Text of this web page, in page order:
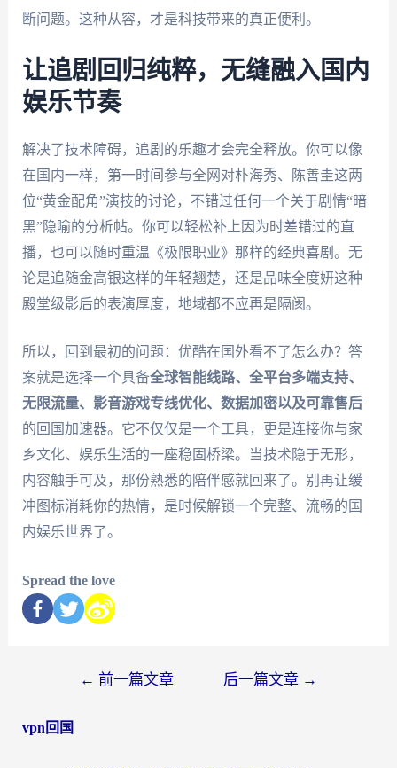
断问题。这种从容，才是科技带来的真正便利。
让追剧回归纯粹，无缝融入国内
娱乐节奏
解决了技术障碍，追剧的乐趣才会完全释放。你可以像
在国内一样，第一时间参与全网对朴海秀、陈善圭这两
位“黄金配角”演技的讨论，不错过任何一个关于剧情“暗
黑”隐喻的分析帖。你可以轻松补上因为时差错过的直
播，也可以随时重温《极限职业》那样的经典喜剧。无
论是追随金高银这样的年轻翘楚，还是品味全度妍这种
殿堂级影后的表演厚度，地域都不应再是隔阂。
所以，回到最初的问题：优酷在国外看不了怎么办？答
案就是选择一个具备全球智能线路、全平台多端支持、
无限流量、影音游戏专线优化、数据加密以及可靠售后
的回国加速器。它不仅仅是一个工具，更是连接你与家
乡文化、娱乐生活的一座稳固桥梁。当技术隐于无形，
内容触手可及，那份熟悉的陪伴感就回来了。别再让缓
冲图标消耗你的热情，是时候解锁一个完整、流畅的国
内娱乐世界了。
Spread the love
← 前一篇文章 后一篇文章 →
vpn回国